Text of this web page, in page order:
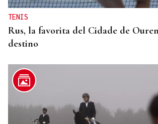
TENIS
Rus, la favorita del Cidade de
destino